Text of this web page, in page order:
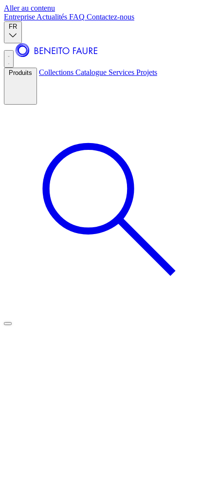
Aller au contenu
Entreprise Actualités FAQ Contactez-nous
FR
Produits Collections Catalogue Services Projets